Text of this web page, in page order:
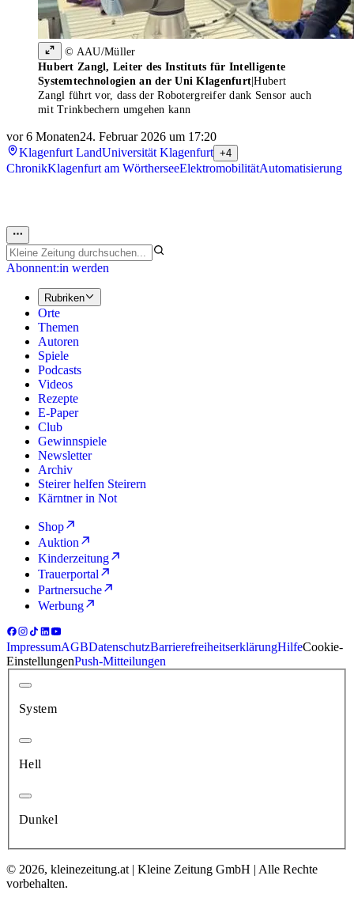
© AAU/Müller
Hubert Zangl, Leiter des Instituts für Intelligente
Systemtechnologien an der Uni Klagenfurt |Hubert
Zangl führt vor, dass der Robotergreifer dank Sensor auch
mit Trinkbechern umgehen kann
vor 6 Monaten24. Februar 2026 um 17:20
Klagenfurt LandUniversität Klagenfurt +4
ChronikKlagenfurt am WörtherseeElektromobilitätAutomatisierung
Abonnent:in werden
Rubriken
Orte
Themen
Autoren
Spiele
Podcasts
Videos
Rezepte
E-Paper
Club
Gewinnspiele
Newsletter
Archiv
Steirer helfen Steirern
Kärntner in Not
Shop
Auktion
Kinderzeitung
Trauerportal
Partnersuche
Werbung
ImpressumAGBDatenschutzBarrierefreiheitserklärungHilfeCookie-
EinstellungenPush-Mitteilungen
System
Hell
Dunkel
© 2026, kleinezeitung.at | Kleine Zeitung GmbH | Alle Rechte
vorbehalten.